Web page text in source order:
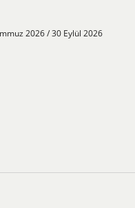
2026 / 30 Eylül 2026